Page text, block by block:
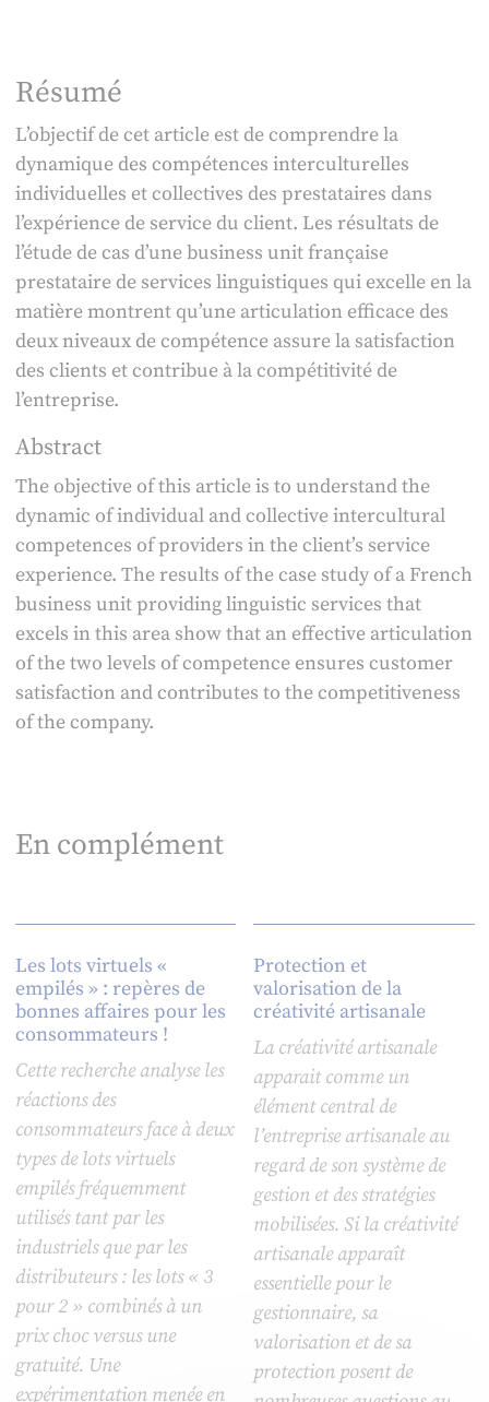
Résumé
L’objectif de cet article est de comprendre la
dynamique des compétences interculturelles
individuelles et collectives des prestataires dans
l’expérience de service du client. Les résultats de
l’étude de cas d’une business unit française
prestataire de services linguistiques qui excelle en la
matière montrent qu’une articulation efficace des
deux niveaux de compétence assure la satisfaction
des clients et contribue à la compétitivité de
l’entreprise.
Abstract
The objective of this article is to understand the
dynamic of individual and collective intercultural
competences of providers in the client’s service
experience. The results of the case study of a French
business unit providing linguistic services that
excels in this area show that an effective articulation
of the two levels of competence ensures customer
satisfaction and contributes to the competitiveness
of the company.
En complément
Les lots virtuels «
empilés » : repères de
bonnes affaires pour les
consommateurs !
Cette recherche analyse les
réactions des
consommateurs face à deux
types de lots virtuels
empilés fréquemment
utilisés tant par les
industriels que par les
distributeurs : les lots « 3
pour 2 » combinés à un
prix choc versus une
gratuité. Une
expérimentation menée en
Protection et
valorisation de la
créativité artisanale
La créativité artisanale
apparait comme un
élément central de
l’entreprise artisanale au
regard de son système de
gestion et des stratégies
mobilisées. Si la créativité
artisanale apparaît
essentielle pour le
gestionnaire, sa
valorisation et de sa
protection posent de